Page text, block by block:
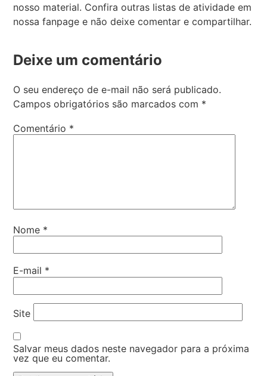
nosso material. Confira outras listas de atividade em
nossa fanpage e não deixe comentar e compartilhar.
Deixe um comentário
O seu endereço de e-mail não será publicado.
Campos obrigatórios são marcados com *
Comentário *
Nome *
E-mail *
Site
Salvar meus dados neste navegador para a próxima
vez que eu comentar.